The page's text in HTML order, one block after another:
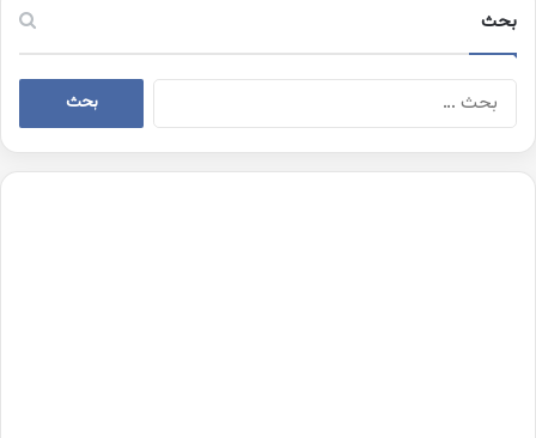
بحث
البحث